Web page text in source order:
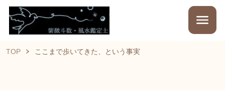
TOP ここまで歩いてきた、という事実